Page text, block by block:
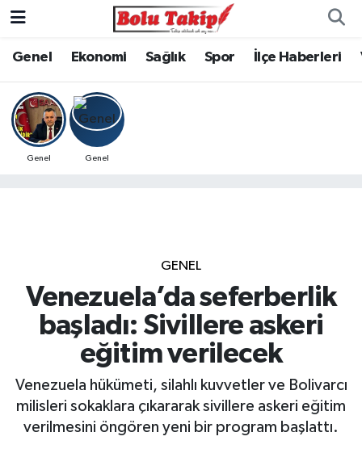
Genel Ekonomi Sağlık Spor İlçe Haberleri
Genel Genel
GENEL
Venezuela’da seferberlik
başladı: Sivillere askeri
eğitim verilecek
Venezuela hükümeti, silahlı kuvvetler ve Bolivarcı
milisleri sokaklara çıkararak sivillere askeri eğitim
verilmesini öngören yeni bir program başlattı.